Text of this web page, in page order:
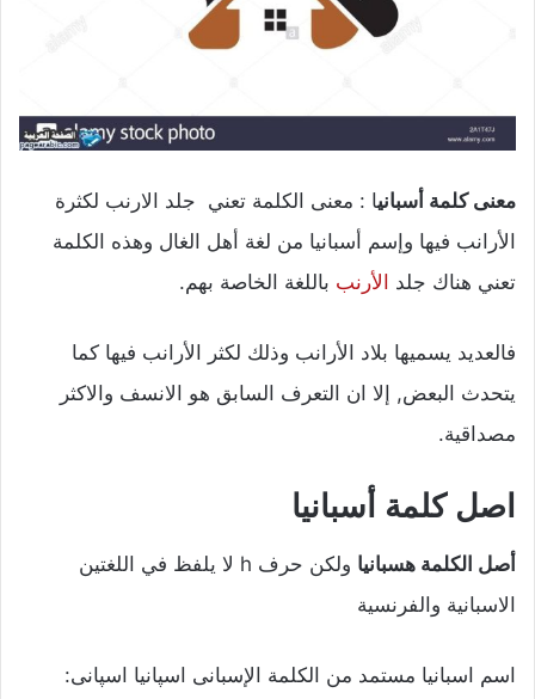
معنى كلمة أسبانيا : معنى الكلمة تعني جلد الارنب لكثرة
الأرانب فيها وإسم أسبانيا من لغة أهل الغال وهذه الكلمة
تعني هناك جلد الأرنب باللغة الخاصة بهم.
فالعديد يسميها بلاد الأرانب وذلك لكثر الأرانب فيها كما
يتحدث البعض, إلا ان التعرف السابق هو الانسف والاكثر
مصداقية.
اصل كلمة أسبانيا
أصل الكلمة هسبانيا
ولكن حرف h لا يلفظ في اللغتين
الاسبانية والفرنسية
اسم اسبانيا مستمد من الكلمة الإسبانى اسپانيا اسپانى: